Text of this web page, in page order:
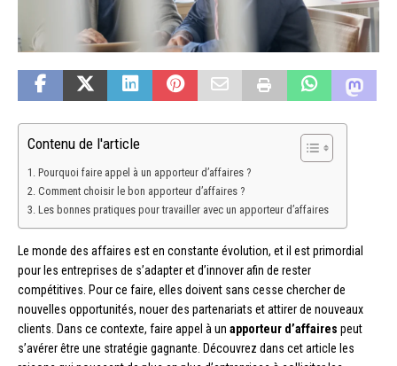
Contenu de l'article
Pourquoi faire appel à un apporteur d’affaires ?
Comment choisir le bon apporteur d’affaires ?
Les bonnes pratiques pour travailler avec un apporteur d’affaires
Le monde des affaires est en constante évolution, et il est primordial
pour les entreprises de s’adapter et d’innover afin de rester
compétitives. Pour ce faire, elles doivent sans cesse chercher de
nouvelles opportunités, nouer des partenariats et attirer de nouveaux
clients. Dans ce contexte, faire appel à un apporteur d’affaires peut
s’avérer être une stratégie gagnante. Découvrez dans cet article les